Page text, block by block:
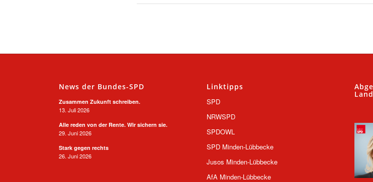
News der Bundes-SPD
Zusammen Zukunft schreiben.
13. Juli 2026
Alle reden von der Rente. Wir sichern sie.
29. Juni 2026
Stark gegen rechts
26. Juni 2026
Linktipps
SPD
NRWSPD
SPDOWL
SPD Minden-Lübbecke
Jusos Minden-Lübbecke
AfA Minden-Lübbecke